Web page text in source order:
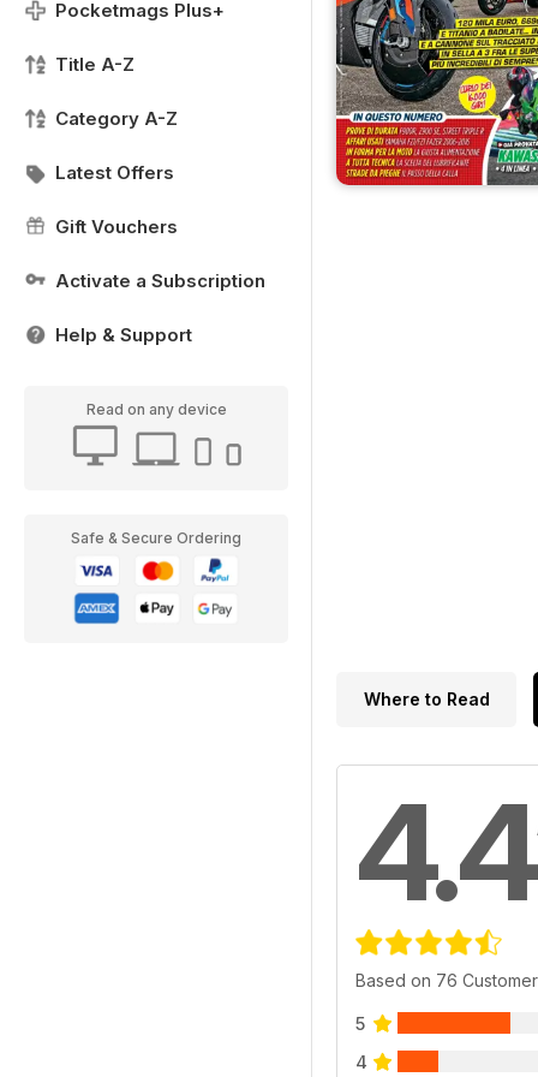
Pocketmags Plus+
Title A-Z
Category A-Z
Latest Offers
Gift Vouchers
Activate a Subscription
Help & Support
Read on any device
Safe & Secure Ordering
Where to Read
4.4
Based on 76
5
4